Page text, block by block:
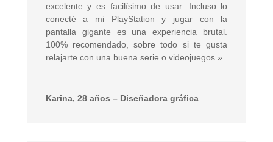
excelente y es facilísimo de usar. Incluso lo
conecté a mi PlayStation y jugar con la
pantalla gigante es una experiencia brutal.
100% recomendado, sobre todo si te gusta
relajarte con una buena serie o videojuegos.»
Karina, 28 años – Diseñadora gráfica